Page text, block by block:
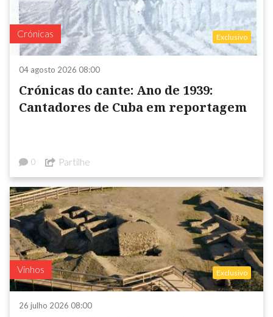
Crónicas Exclusivo
04 agosto 2026 08:00
Crónicas do cante: Ano de 1939:
Cantadores de Cuba em reportagem
0 Partilhe
Vinhos Exclusivo
26 julho 2026 08:00